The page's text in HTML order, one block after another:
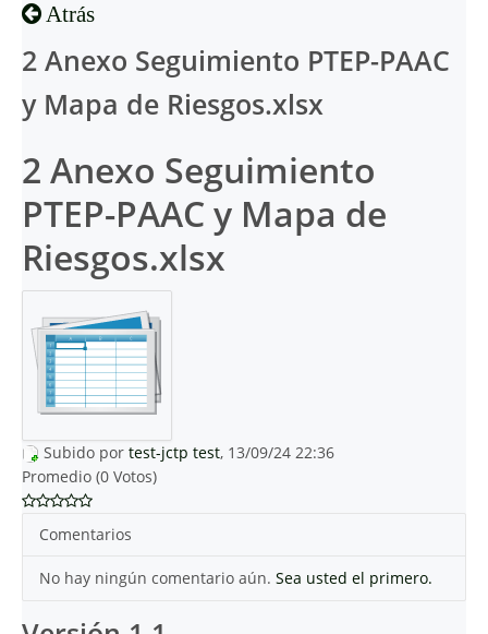
Atrás
2 Anexo Seguimiento PTEP-PAAC
y Mapa de Riesgos.xlsx
2 Anexo Seguimiento
PTEP-PAAC y Mapa de
Riesgos.xlsx
Subido por test-jctp test, 13/09/24 22:36
Promedio (0 Votos)
Comentarios
No hay ningún comentario aún. Sea usted el primero.